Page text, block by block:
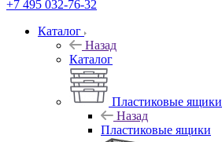
+7 495 032-76-32
Каталог
Назад
Каталог
Пластиковые ящики
Назад
Пластиковые ящики